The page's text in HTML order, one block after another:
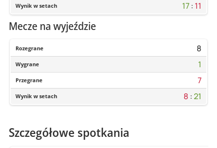
Wynik w setach 17: 11
Mecze na wyjeździe
Rozegrane 8
Wygrane 1
Przegrane 7
Wynik w setach 8 :21
Szczegółowe spotkania